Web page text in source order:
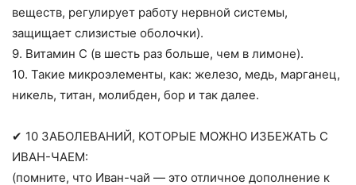
веществ, регулирует работу нервной системы,
защищает слизистые оболочки).
9. Витамин С (в шесть раз больше, чем в лимоне).
10. Такие микроэлементы, как: железо, медь, марганец,
никель, титан, молибден, бор и так далее.
✔ 10 ЗАБОЛЕВАНИЙ, КОТОРЫЕ МОЖНО ИЗБЕЖАТЬ С
ИВАН-ЧАЕМ:
(помните, что Иван-чай — это отличное дополнение к